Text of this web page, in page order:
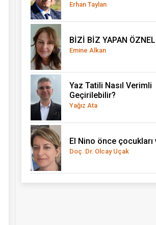
Erhan Taylan
BİZİ BİZ YAPAN
Emine Alkan
Yaz Tatili Nasıl Verimli
Geçirilebilir?
Yağız Ata
El Nino önce
Doç. Dr. Olcay Uçak